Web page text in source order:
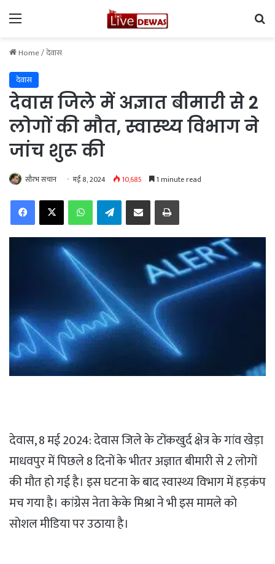
Menu
Home/देवास
देवास
देवास जिले में अज्ञात बीमारी से 2
लोगों की मौत, स्वास्थ्य विभाग ने
जांच शुरू की
सौरभ सचान मई 8, 2024 10,685 1 minute read
FacebookX WhatsAppTelegramShare via Email Print
देवास, 8 मई 2024: देवास जिले के टोंकखुर्द क्षेत्र के गांव खेड़ा
माधवपुर में पिछले 8 दिनों के भीतर अज्ञात बीमारी से 2 लोगों
की मौत हो गई है। इस घटना के बाद स्वास्थ्य विभाग में हड़कंप
मच गया है। कांग्रेस नेता केके मिश्रा ने भी इस मामले को
सोशल मीडिया पर उठाया है।